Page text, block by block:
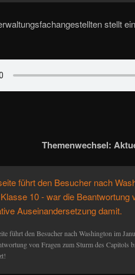
stellt
Themenwechsel:
führt den Besucher nach Washington im
von Fragen zum Sturm des Capitols